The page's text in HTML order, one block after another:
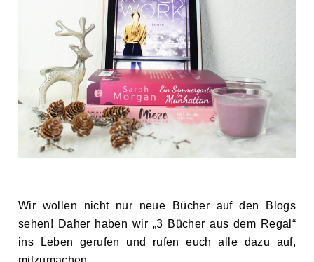
Wir wollen nicht nur neue Bücher auf den Blogs
sehen! Daher haben wir „3 Bücher aus dem Regal“
ins Leben gerufen und rufen euch alle dazu auf,